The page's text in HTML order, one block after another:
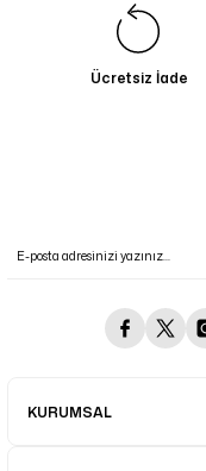
Ücretsiz İade
KURUMSAL